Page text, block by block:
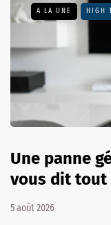
A LA UNE HIGH
Une panne
vous dit tout
5 août 2026